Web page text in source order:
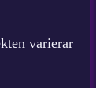
varierar